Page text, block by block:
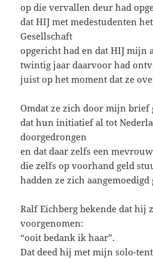
op die vervallen deur had
dat HIJ met medestudenten
Gesellschaft
opgericht had en dat HIJ mijn
twintig jaar daarvoor had
juist op het moment dat ze
Omdat ze zich door mijn brief
dat hun initiatief al tot
doorgedrongen
en dat daar zelfs een
die zelfs op voorhand geld
hadden ze zich aangemoedigd
Ralf Eichberg bekende dat hij
voorgenomen:
“ooit bedank ik haar”.
Dat deed hij met mijn solo-